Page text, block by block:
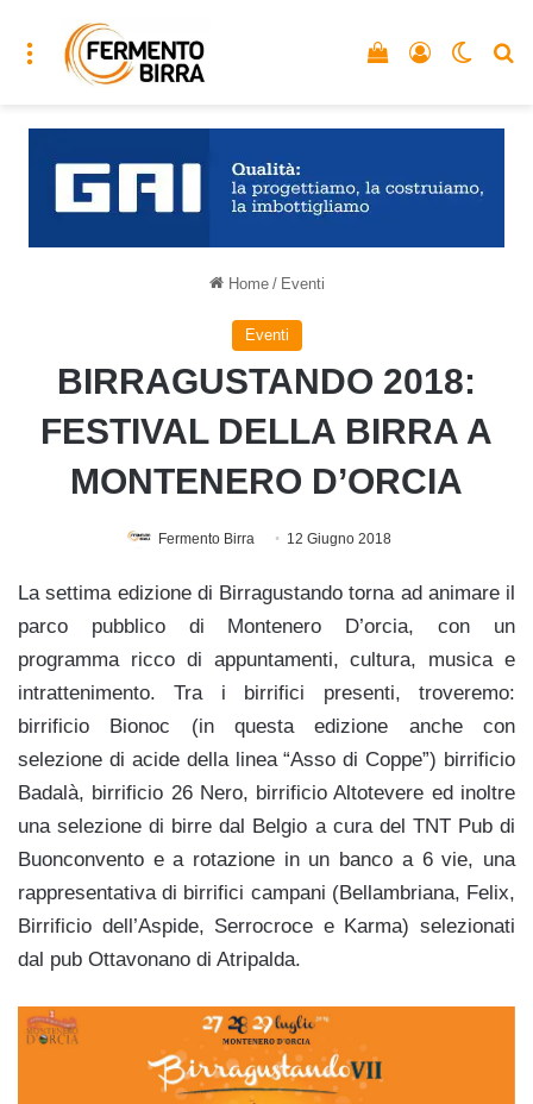
Menu Accedi
Vedi il carrello
Home / Eventi
Eventi
BIRRAGUSTANDO 2018:
FESTIVAL DELLA BIRRA A
MONTENERO D’ORCIA
Fermento Birra 12 Giugno 2018
La settima edizione di Birragustando torna ad animare il
parco pubblico di Montenero D’orcia, con un
programma ricco di appuntamenti, cultura, musica e
intrattenimento. Tra i birrifici presenti, troveremo:
birrificio Bionoc (in questa edizione anche con
selezione di acide della linea “Asso di Coppe”) birrificio
Badalà, birrificio 26 Nero, birrificio Altotevere ed inoltre
una selezione di birre dal Belgio a cura del TNT Pub di
Buonconvento e a rotazione in un banco a 6 vie, una
rappresentativa di birrifici campani (Bellambriana, Felix,
Birrificio dell’Aspide, Serrocroce e Karma) selezionati
dal pub Ottavonano di Atripalda.